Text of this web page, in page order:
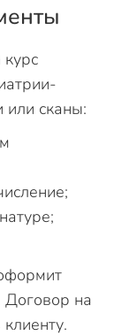
или сканы:
Договор на